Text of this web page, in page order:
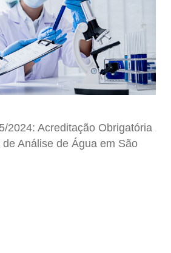
2024: Acreditação Obrigatória
Análise de Água em São